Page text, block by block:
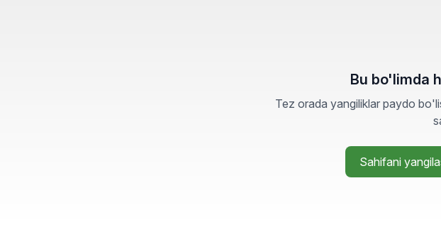
Bu bo'limda
Tez orada yangiliklar paydo
Sahifani